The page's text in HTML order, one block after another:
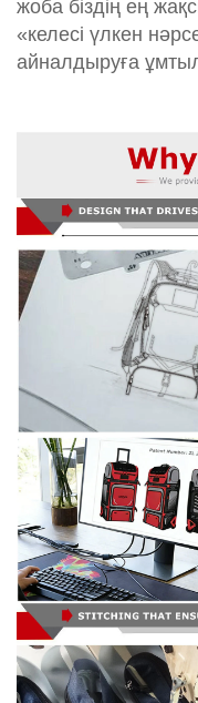
жоба біздің ең
«келесі үлкен
айналдыруға